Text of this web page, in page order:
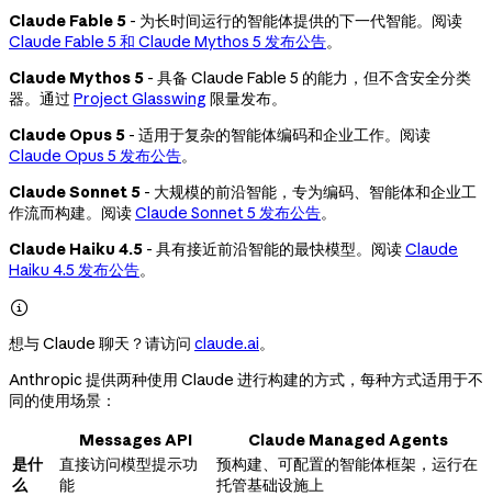
Claude Fable 5 - 为长时间运行的智能体提供的下一代智能。阅读
Claude Fable 5 和 Claude Mythos 5 发布公告。
Claude Mythos 5 - 具备 Claude Fable 5 的能力，但不含安全分类
器。通过 Project Glasswing 限量发布。
Claude Opus 5 - 适用于复杂的智能体编码和企业工作。阅读
Claude Opus 5 发布公告。
Claude Sonnet 5 - 大规模的前沿智能，专为编码、智能体和企业工
作流而构建。阅读Claude Sonnet 5 发布公告。
Claude Haiku 4.5 - 具有接近前沿智能的最快模型。阅读Claude
Haiku 4.5 发布公告。

想与 Claude 聊天？请访问 claude.ai。
Anthropic 提供两种使用 Claude 进行构建的方式，每种方式适用于不
同的使用场景：
Messages API
Claude Managed Agents
是什
么
直接访问模型提示功
能
预构建、可配置的智能体框架，运行在
托管基础设施上